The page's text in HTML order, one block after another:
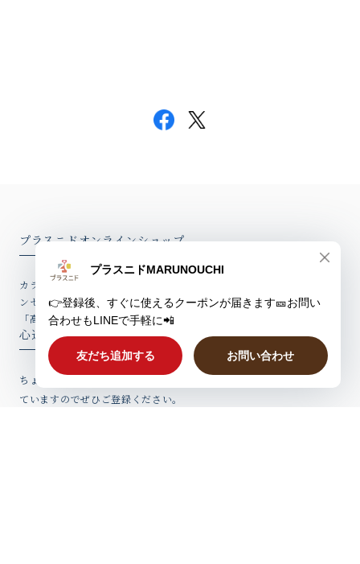
プラスニドオンラインショップ
カラダ、ホットに。「冷えに悩む女性の体感温度を2度上げる」をコ
ンセプトとしたココロとカラダが温まるはらまきやバスソルトなど、
「高品質アイテム」を心込めてお届けしています。
心込めたウィークリーレター
ちょっとしたお話、新製品情報やお得なクーポンを心込めてお届けし
ていますのでぜひご登録ください。